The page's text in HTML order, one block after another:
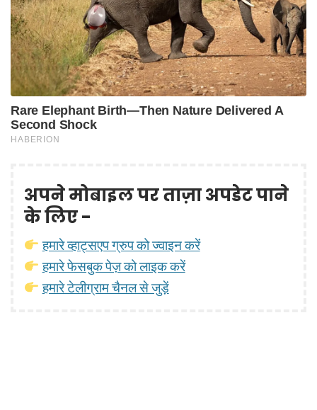
अपने मोबाइल पर ताज़ा अपडेट पाने
के लिए -
हमारे व्हाट्सएप ग्रुप को ज्वाइन करें
हमारे फेसबुक पेज़ को लाइक करें
हमारे टेलीग्राम चैनल से जुड़ें